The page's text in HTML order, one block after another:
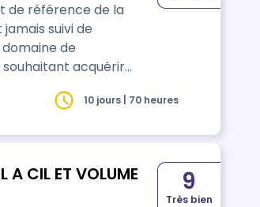
de référence de la
suivi de
de
souhaitant acquérir
10 jours | 70 heures
A CIL ET VOLUME
9
Très bien